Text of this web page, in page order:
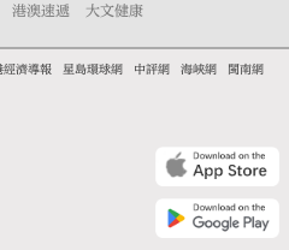
港澳速遞 大文健康
經濟導報 星島環球網 中評網 海峽網
閩南網